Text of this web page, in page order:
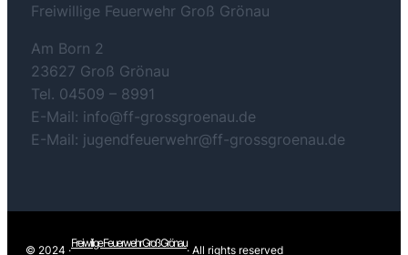
Freiwillige Feuerwehr Groß Grönau
Am Born 2
23627 Groß Grönau
Tel. 04509 – 8991
E-Mail: info@ff-grossgroenau.de
E-Mail: jugendfeuerwehr@ff-grossgroenau.de
© 2024 ·
Freiwilige Feuerwehr Groß Grönau
· All rights reserved